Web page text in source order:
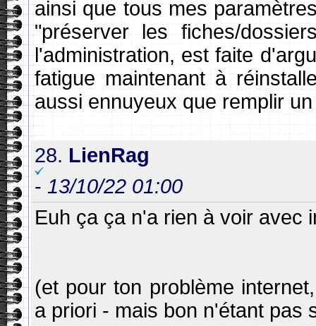
ainsi que tous mes
"préserver les fiches/
l'administration, est faite
fatigue maintenant à
aussi ennuyeux que remplir
28. LienRag
- 13/10/22 01:00
Euh ça ça n'a rien à voir avec
(et pour ton problème
a priori - mais bon n'étant pas